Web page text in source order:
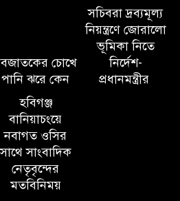
১০ লাখ টাকার চেক ডিজঅনার
মামলায় এক বছরের সাজা
‘সমন্বিত উদ্যোগেই গড়ে উঠবে
আধুনিক সিলেট’ – বাণিজ্যমন্ত্রী
ত্রিতরঙ্গের বাদল সাঁঝের বর্ণাঢ্য
আয়োজন ‘শ্রাবনের মেঘগুলো’
সিলেট রেঞ্জের ডিআইজি জুলাই
চোখে
পানি ঝরে কেন
সচিবরা দ্রব্যমূল্য
নিয়ন্ত্রণে জোরালো
ভূমিকা নিতে
নির্দেশ-
প্রধানমন্ত্রীর
হবিগঞ্জ
বানিয়াচংয়ে
নবাগত ওসির
সাথে সাংবাদিক
নেতৃবৃন্দের
মতবিনিময়